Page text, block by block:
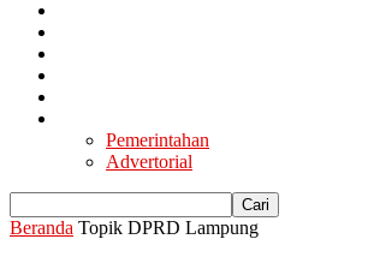
Pemerintahan
Advertorial
Beranda Topik DPRD Lampung